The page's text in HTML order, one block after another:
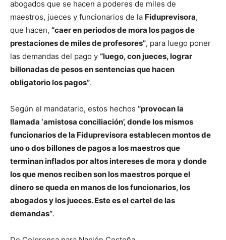
abogados que se hacen a poderes de miles de
maestros, jueces y funcionarios de la Fiduprevisora,
que hacen, “caer en periodos de mora los pagos de
prestaciones de miles de profesores”, para luego poner
las demandas del pago y “luego, con jueces, lograr
billonadas de pesos en sentencias que hacen
obligatorio los pagos”.
Según el mandatario, estos hechos “provocan la
llamada ‘amistosa conciliación’, donde los mismos
funcionarios de la Fiduprevisora establecen montos de
uno o dos billones de pagos a los maestros que
terminan inflados por altos intereses de mora y donde
los que menos reciben son los maestros porque el
dinero se queda en manos de los funcionarios, los
abogados y los jueces. Este es el cartel de las
demandas”.